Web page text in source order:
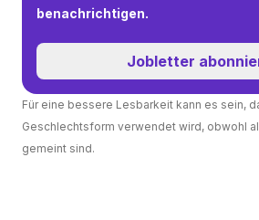
benachrichtigen.
Jobletter
Für eine bessere Lesbarkeit kann es sein,
Geschlechtsform verwendet wird, obwohl
gemeint sind.